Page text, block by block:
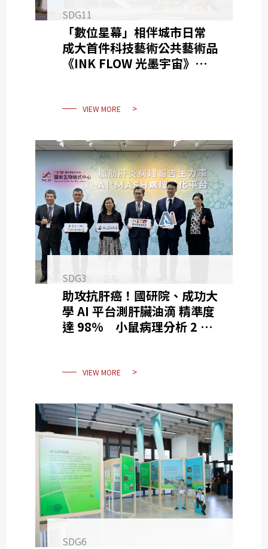
SDG11
「數位星幕」相伴城市日常
成大首件科技藝術公共藝術品
《INK FLOW 光墨宇宙》林
VIEW MORE
SDG3
助攻抗肝癌！國研院、成功大
學 AI 平台測肝臟油滴 精準度
達 98% 小鼠病理分析 2 月
VIEW MORE
SDG6